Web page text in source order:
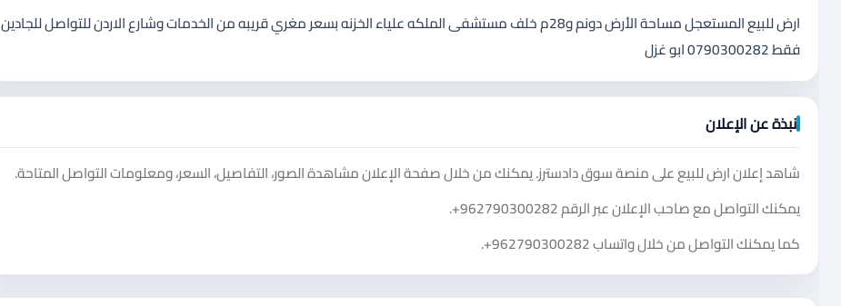
ارض للبيع المستعجل مساحة الأرض دونم و28م خلف مستشفى الملكه علياء الخزنه بسعر مغري قريبه من الخدمات وشارع الاردن للتواصل للجادين
فقط 0790300282 ابو غزل
نبذة عن الإعلان
شاهد إعلان ارض للبيع على منصة سوق دادسترز. يمكنك من خلال صفحة الإعلان مشاهدة الصور، التفاصيل، السعر، ومعلومات التواصل المتاحة.
يمكنك التواصل مع صاحب الإعلان عبر الرقم+962790300282
.
كما يمكنك التواصل من خلال واتساب+962790300282
.